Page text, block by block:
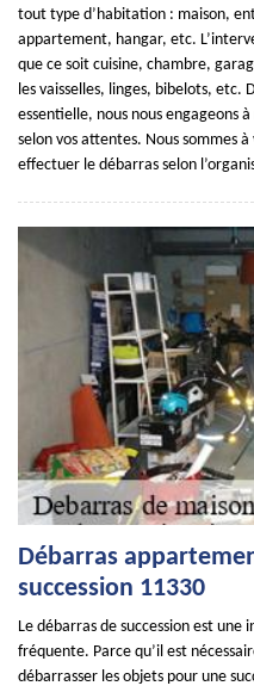
tout type d’habitation : maison,
appartement, hangar, etc.
que ce soit cuisine, chambre,
les vaisselles, linges, bibelots,
essentielle, nous nous engageons
selon vos attentes. Nous sommes
effectuer le débarras selon
Débarras
succession 11330
Le débarras de succession est
fréquente. Parce qu’il est
débarrasser les objets pour une